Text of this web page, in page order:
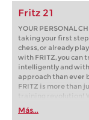
Fritz 21
YOUR PERSONAL
taking your first
chess, or already
with FRITZ, you can
intelligently and
approach than ever
FRITZ is more than
training revolution!
first steps into the
playing at a
Más...